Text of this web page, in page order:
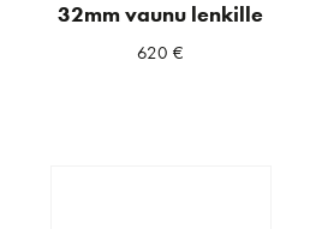
32mm vaunu lenkille
620€